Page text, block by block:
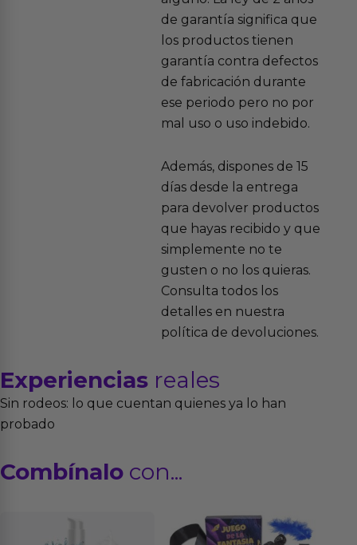
de garantía significa que
los productos tienen
garantía contra defectos
de fabricación durante
ese periodo pero no por
mal uso o uso indebido.
Además, dispones de 15
días desde la entrega
para devolver productos
que hayas recibido y que
simplemente no te
gusten o no los quieras.
Consulta todos los
detalles en nuestra
política de devoluciones.
Experiencias reales
Sin rodeos: lo que cuentan quienes ya lo han
probado
Combínalo con...